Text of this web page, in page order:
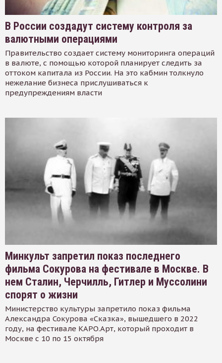
В России создадут систему контроля за
валютными операциями
Правительство создает систему мониторинга операций
в валюте, с помощью которой планирует следить за
оттоком капитала из России. На это кабмин толкнуло
нежелание бизнеса прислушиваться к
предупреждениям власти
Минкульт запретил показ последнего
фильма Сокурова на фестивале в Москве. В
нем Сталин, Черчилль, Гитлер и Муссолини
спорят о жизни
Министерство культуры запретило показ фильма
Александра Сокурова «Сказка», вышедшего в 2022
году, на фестивале КАРО.Арт, который проходит в
Москве с 10 по 15 октября